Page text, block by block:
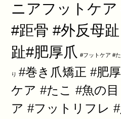
ニアフットケ
#距骨 #外反母
趾#肥厚爪 #フットケア #
り #巻き爪矯正 #肥
ケア #たこ #魚の
ア #フットリフレ